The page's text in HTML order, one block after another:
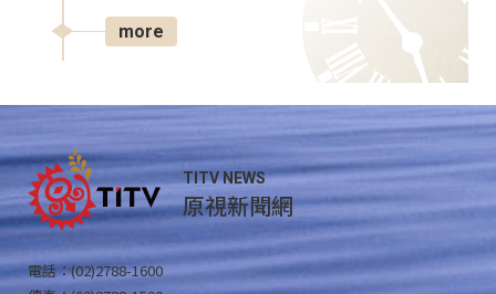
more
TITV NEWS
原視新聞網
電話：(02)2788-1600